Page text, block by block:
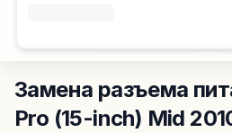
Замена разъема
Pro (15-inch) Mid